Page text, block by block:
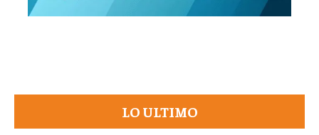
LO ULTIMO